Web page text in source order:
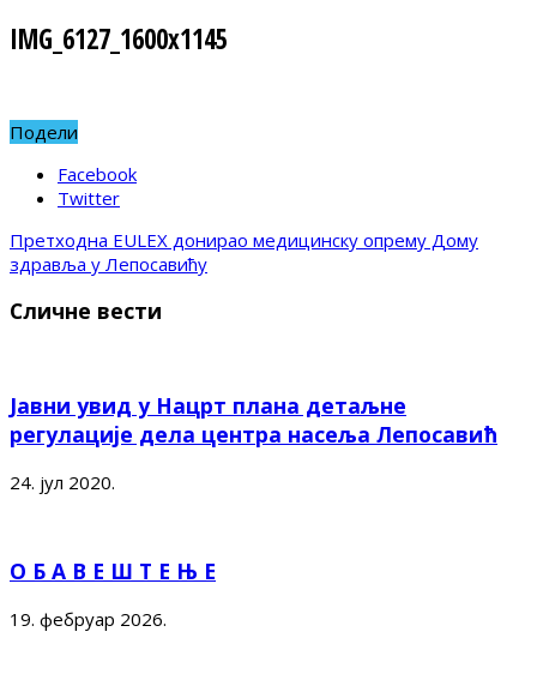
IMG_6127_1600x1145
Подели
Facebook
Twitter
Претходна EULEX донирао медицинску опрему Дому
здравља у Лепосавићу
Сличне вести
Јавни увид у Нацрт плана детаљне
регулације дела центра насеља Лепосавић
24. јул 2020.
О Б А В Е Ш Т Е Њ Е
19. фебруар 2026.